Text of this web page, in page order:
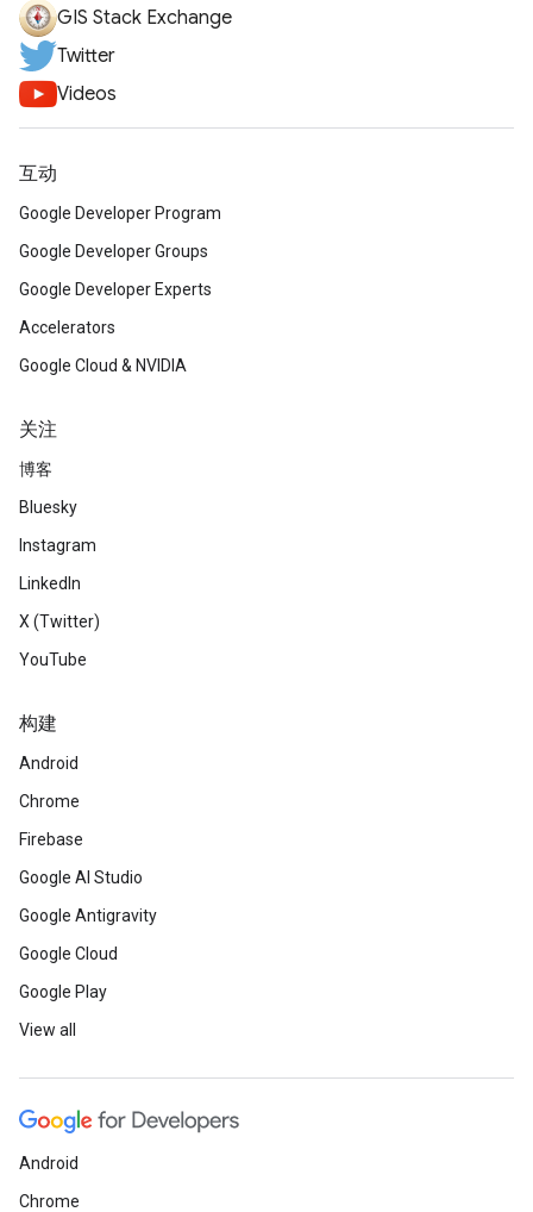
GIS Stack Exchange
Twitter
Videos
互动
Google Developer Program
Google Developer Groups
Google Developer Experts
Accelerators
Google Cloud & NVIDIA
关注
博客
Bluesky
Instagram
LinkedIn
X (Twitter)
YouTube
构建
Android
Chrome
Firebase
Google AI Studio
Google Antigravity
Google Cloud
Google Play
View all
Android
Chrome